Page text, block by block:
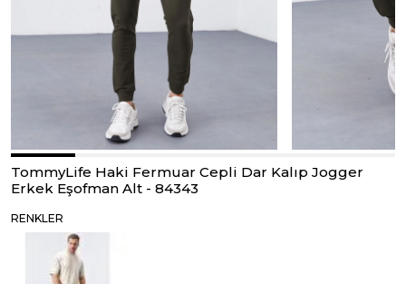
TommyLife Haki Fermuar Cepli Dar Kalıp Jogger
Erkek Eşofman Alt - 84343
RENKLER